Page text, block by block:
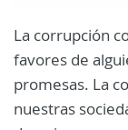
La corrupción
favores de
promesas. La
nuestras